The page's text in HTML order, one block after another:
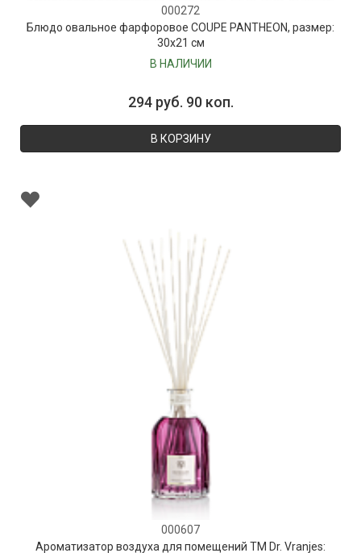
000272
Блюдо овальное фарфоровое COUPE PANTHEON, размер:
30х21 см
В НАЛИЧИИ
294 руб. 90 коп.
В КОРЗИНУ
000607
Ароматизатор воздуха для помещений ТМ Dr. Vranjes: